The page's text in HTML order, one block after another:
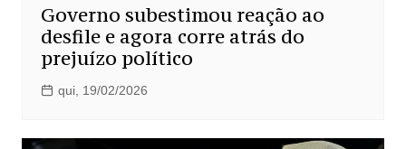
Governo subestimou reação ao
desfile e agora corre atrás do
prejuízo político
qui, 19/02/2026